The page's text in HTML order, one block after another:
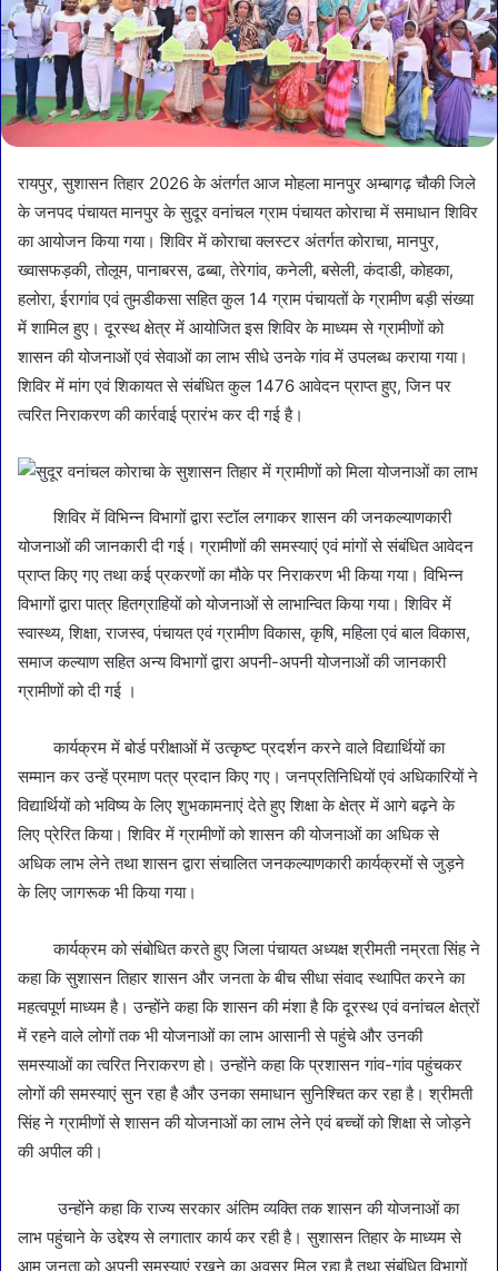
रायपुर, सुशासन तिहार 2026 के अंतर्गत आज मोहला मानपुर अम्बागढ़ चौकी जिले
के जनपद पंचायत मानपुर के सुदूर वनांचल ग्राम पंचायत कोराचा में समाधान शिविर
का आयोजन किया गया। शिविर में कोराचा क्लस्टर अंतर्गत कोराचा, मानपुर,
ख्वासफड़की, तोलूम, पानाबरस, ढब्बा, तेरेगांव, कनेली, बसेली, कंदाडी, कोहका,
हलोरा, ईरागांव एवं तुमडीकसा सहित कुल 14 ग्राम पंचायतों के ग्रामीण बड़ी संख्या
में शामिल हुए। दूरस्थ क्षेत्र में आयोजित इस शिविर के माध्यम से ग्रामीणों को
शासन की योजनाओं एवं सेवाओं का लाभ सीधे उनके गांव में उपलब्ध कराया गया।
शिविर में मांग एवं शिकायत से संबंधित कुल 1476 आवेदन प्राप्त हुए, जिन पर
त्वरित निराकरण की कार्रवाई प्रारंभ कर दी गई है।
शिविर में विभिन्न विभागों द्वारा स्टॉल लगाकर शासन की जनकल्याणकारी
योजनाओं की जानकारी दी गई। ग्रामीणों की समस्याएं एवं मांगों से संबंधित आवेदन
प्राप्त किए गए तथा कई प्रकरणों का मौके पर निराकरण भी किया गया। विभिन्न
विभागों द्वारा पात्र हितग्राहियों को योजनाओं से लाभान्वित किया गया। शिविर में
स्वास्थ्य, शिक्षा, राजस्व, पंचायत एवं ग्रामीण विकास, कृषि, महिला एवं बाल विकास,
समाज कल्याण सहित अन्य विभागों द्वारा अपनी-अपनी योजनाओं की जानकारी
ग्रामीणों को दी गई ।
कार्यक्रम में बोर्ड परीक्षाओं में उत्कृष्ट प्रदर्शन करने वाले विद्यार्थियों का
सम्मान कर उन्हें प्रमाण पत्र प्रदान किए गए। जनप्रतिनिधियों एवं अधिकारियों ने
विद्यार्थियों को भविष्य के लिए शुभकामनाएं देते हुए शिक्षा के क्षेत्र में आगे बढ़ने के
लिए प्रेरित किया। शिविर में ग्रामीणों को शासन की योजनाओं का अधिक से
अधिक लाभ लेने तथा शासन द्वारा संचालित जनकल्याणकारी कार्यक्रमों से जुड़ने
के लिए जागरूक भी किया गया।
कार्यक्रम को संबोधित करते हुए जिला पंचायत अध्यक्ष श्रीमती नम्रता सिंह ने
कहा कि सुशासन तिहार शासन और जनता के बीच सीधा संवाद स्थापित करने का
महत्वपूर्ण माध्यम है। उन्होंने कहा कि शासन की मंशा है कि दूरस्थ एवं वनांचल क्षेत्रों
में रहने वाले लोगों तक भी योजनाओं का लाभ आसानी से पहुंचे और उनकी
समस्याओं का त्वरित निराकरण हो। उन्होंने कहा कि प्रशासन गांव-गांव पहुंचकर
लोगों की समस्याएं सुन रहा है और उनका समाधान सुनिश्चित कर रहा है। श्रीमती
सिंह ने ग्रामीणों से शासन की योजनाओं का लाभ लेने एवं बच्चों को शिक्षा से जोड़ने
की अपील की।
उन्होंने कहा कि राज्य सरकार अंतिम व्यक्ति तक शासन की योजनाओं का
लाभ पहुंचाने के उद्देश्य से लगातार कार्य कर रही है। सुशासन तिहार के माध्यम से
आम जनता को अपनी समस्याएं रखने का अवसर मिल रहा है तथा संबंधित विभागों